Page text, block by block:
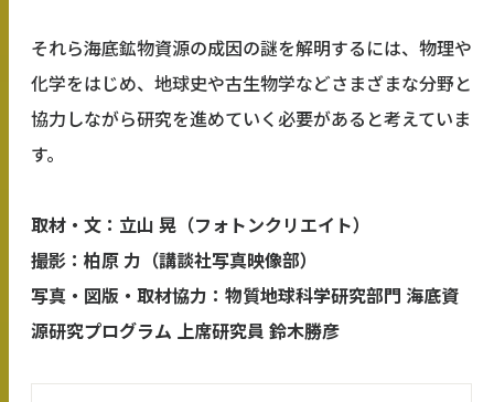
それら海底鉱物資源の成因の謎を解明するには、物理や
化学をはじめ、地球史や古生物学などさまざまな分野と
協力しながら研究を進めていく必要があると考えていま
す。
取材・文：立山 晃（フォトンクリエイト）
撮影：柏原 力（講談社写真映像部）
写真・図版・取材協力： 物質地球科学研究部門 海底資
源研究プログラム 上席研究員 鈴木勝彦